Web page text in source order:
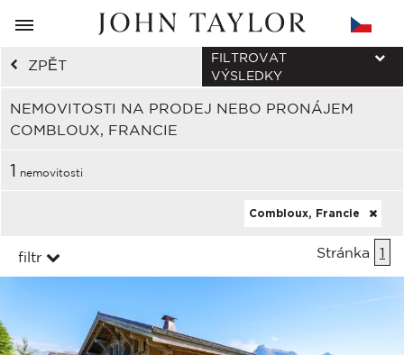
ZPĚT
NEMOVITOSTI NA PRODEJ NEBO PRONÁJEM
COMBLOUX, FRANCIE
FILTROVAT
VÝSLEDKY
1 nemovitosti
Combloux, Francie
filtr Stránka 1